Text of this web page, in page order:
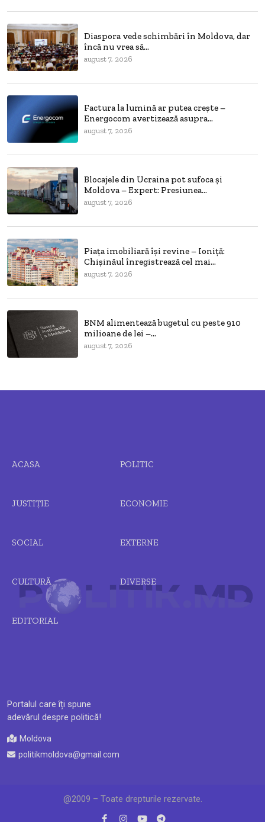
Diaspora vede schimbări în Moldova, dar
încă nu vrea să...
august 7, 2026
Factura la lumină ar putea crește –
Energocom avertizează asupra...
august 7, 2026
Blocajele din Ucraina pot sufoca și
Moldova – Expert: Presiunea...
august 7, 2026
Piața imobiliară își revine – Ioniță:
Chișinăul înregistrează cel mai...
august 7, 2026
BNM alimentează bugetul cu peste 910
milioane de lei –...
august 7, 2026
Portalul care îți spune
adevărul despre politică!
Moldova
politikmoldova@gmail.com
ACASA POLITIC
JUSTIȚIE ECONOMIE
SOCIAL EXTERNE
CULTURĂ DIVERSE
EDITORIAL
@2009 – Toate drepturile rezervate.